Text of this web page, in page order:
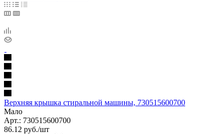
Верхняя крышка стиральной машины, 730515600700
Мало
Арт.: 730515600700
86.12 руб./шт